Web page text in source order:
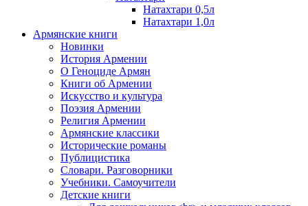
Натахтари 0,5л
Натахтари 1,0л
Армянские книги
Новинки
История Армении
О Геноциде Армян
Книги об Армении
Иcкусство и культура
Поэзия Армении
Религия Армении
Армянские классики
Исторические романы
Публицистика
Словари. Разговорники
Учебники. Самоучители
Детские книги